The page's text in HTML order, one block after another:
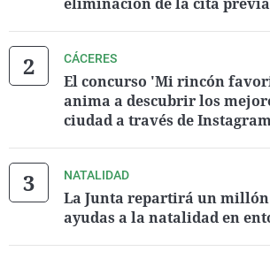
CÁCERES
El concurso 'Mi rincón
anima a descubrir los
ciudad a través de
NATALIDAD
La Junta repartirá un millón
ayudas a la natalidad en